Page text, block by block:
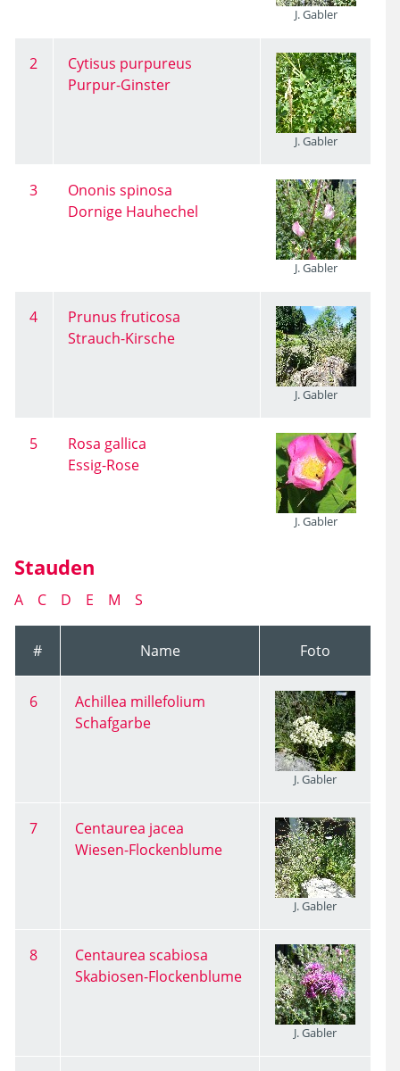
J. Gabler
2
Cytisus purpureus
Purpur-Ginster
J. Gabler
3
Ononis spinosa
Dornige Hauhechel
J. Gabler
4
Prunus fruticosa
Strauch-Kirsche
J. Gabler
5
Rosa gallica
Essig-Rose
J. Gabler
Stauden
A C D E M S
# Name Foto
6
Achillea millefolium
Schafgarbe
J. Gabler
7
Centaurea jacea
Wiesen-Flockenblume
J. Gabler
8
Centaurea scabiosa
Skabiosen-Flockenblume
J. Gabler